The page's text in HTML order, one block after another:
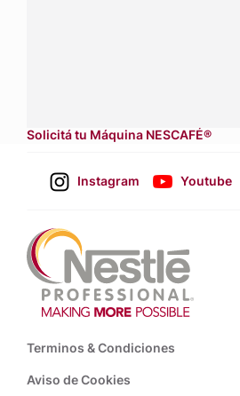
Solicitá tu Máquina NESCAFÉ®
Instagram Youtube
Footer
Terminos & Condiciones
Aviso de Cookies